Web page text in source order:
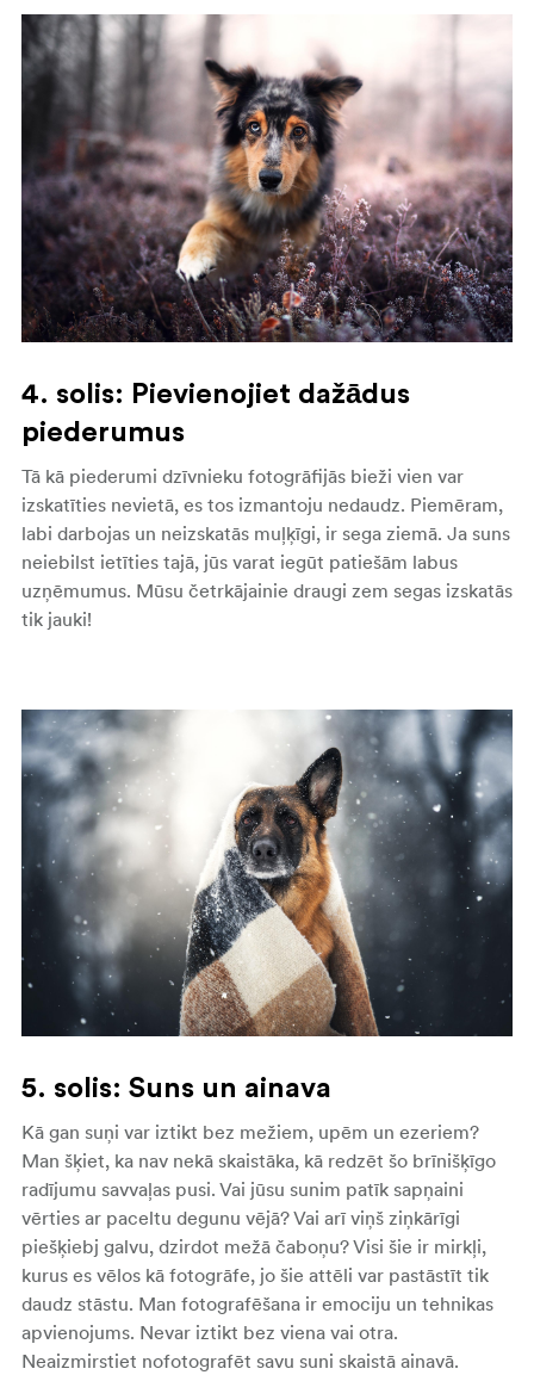
4. solis: Pievienojiet dažādus
piederumus
Tā kā piederumi dzīvnieku fotogrāfijās bieži vien var
izskatīties nevietā, es tos izmantoju nedaudz. Piemēram,
labi darbojas un neizskatās muļķīgi, ir sega ziemā. Ja suns
neiebilst ietīties tajā, jūs varat iegūt patiešām labus
uzņēmumus. Mūsu četrkājainie draugi zem segas izskatās
tik jauki!
5. solis: Suns un ainava
Kā gan suņi var iztikt bez mežiem, upēm un ezeriem?
Man šķiet, ka nav nekā skaistāka, kā redzēt šo brīnišķīgo
radījumu savvaļas pusi. Vai jūsu sunim patīk sapņaini
vērties ar paceltu degunu vējā? Vai arī viņš ziņkārīgi
piešķiebj galvu, dzirdot mežā čaboņu? Visi šie ir mirkļi,
kurus es vēlos kā fotogrāfe, jo šie attēli var pastāstīt tik
daudz stāstu. Man fotografēšana ir emociju un tehnikas
apvienojums. Nevar iztikt bez viena vai otra.
Neaizmirstiet nofotografēt savu suni skaistā ainavā.